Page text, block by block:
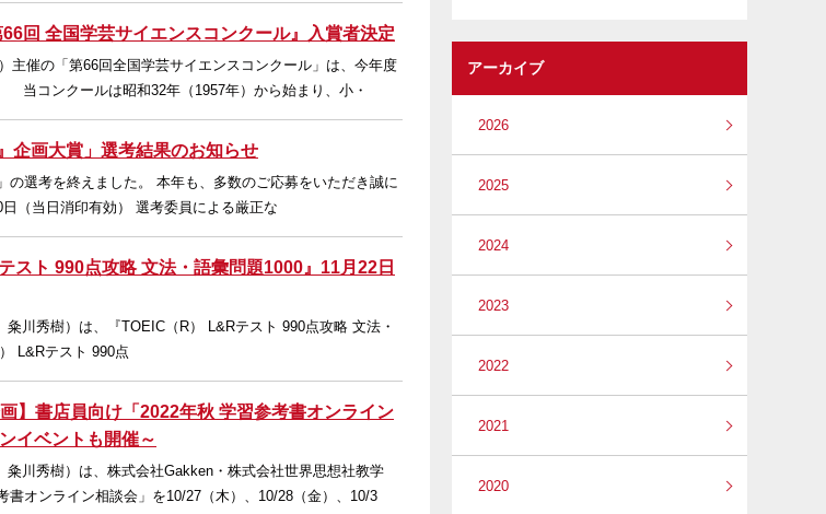
回 全国学芸サイエンスコンクール』入賞者決定
催の「第66回全国学芸サイエンスコンクール」は、今年度
当コンクールは昭和32年（1957年）から始まり、小・
企画大賞」選考結果のお知らせ
選考を終えました。 本年も、多数のご応募をいただき誠に
（当日消印有効） 選考委員による厳正な
ト 990点攻略 文法・語彙問題1000』11月22日
川秀樹）は、『TOEIC（R） L&Rテスト 990点攻略 文法・
L&Rテスト 990点
】書店員向け「2022年秋 学習参考書オンライン
イベントも開催～
川秀樹）は、株式会社Gakken・株式会社世界思想社教学
オンライン相談会」を10/27（木）、10/28（金）、10/3
アーカイブ
2026
2025
2024
2023
2022
2021
2020